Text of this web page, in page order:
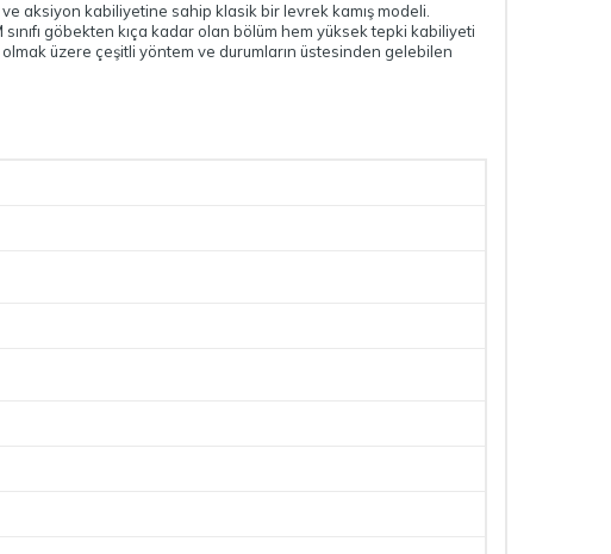
aksiyon kabiliyetine sahip klasik bir levrek kamış modeli.
göbekten kıça kadar olan bölüm hem yüksek tepki kabiliyeti
üzere çeşitli yöntem ve durumların üstesinden gelebilen